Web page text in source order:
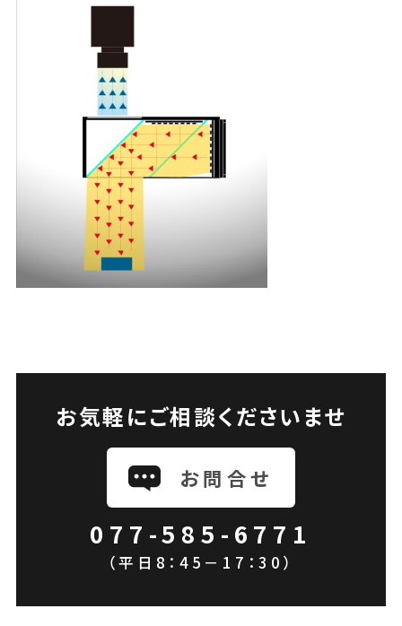
お気軽にご相談くださいませ
お問合せ
077-585-6771
（平日8：45－17：30）